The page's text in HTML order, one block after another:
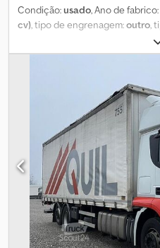
Condição:usado, Ano de fabrico:
cv), tipo de engrenagem:outro,
, cor:
cabina do condutor:outro,
do veículo: Bovenden, selo
Iveco Stralis com acessórios
Número do motor: HG 5397 O
2.000 horas de funcionamento!
ACESSÓRIOS SEM GARANTIA;
reservados!